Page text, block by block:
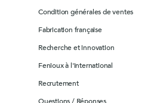
Condition générales de ventes
Fabrication française
Recherche et innovation
Fenioux à l'international
Recrutement